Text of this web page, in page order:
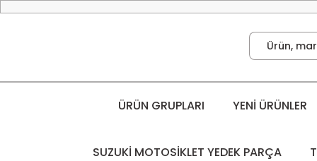
ÜRÜN GRUPLARI YENİ ÜRÜNLER
SUZUKİ MOTOSİKLET YEDEK PARÇA